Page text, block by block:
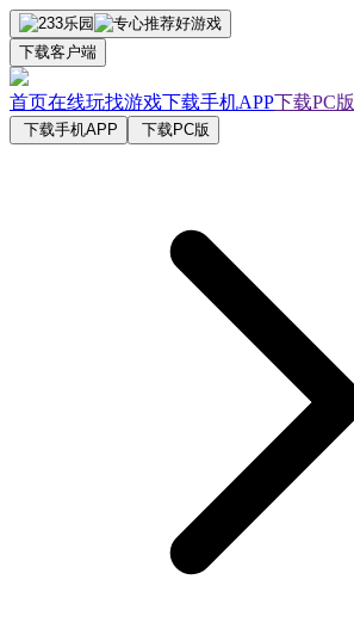
下载客户端
首页在线玩找游戏下载手机APP下载PC版
下载手机APP 下载PC版